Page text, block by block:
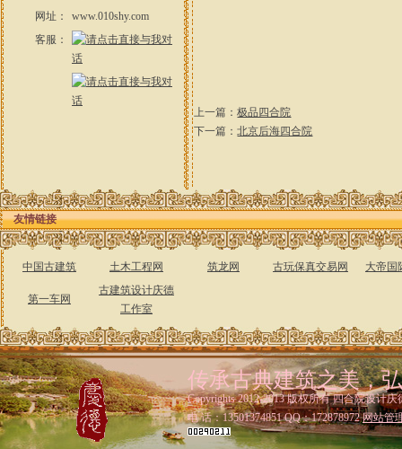
网址：
www.010shy.com
客服：
上一篇：极品四合院
下一篇：北京后海四合院
友情链接
中国古建筑 土木工程网 筑龙网 古玩保真交易网 大帝国
第一车网
古建筑设计庆德
工作室
传承古典建筑之美，
Copyrights 2012-2013 版权所有 四合院设计
电 话：13501374851 QQ：172878972网站管